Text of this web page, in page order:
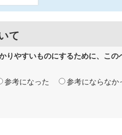
て
りやすいものにするために、こ
参考になった 参考にならなか